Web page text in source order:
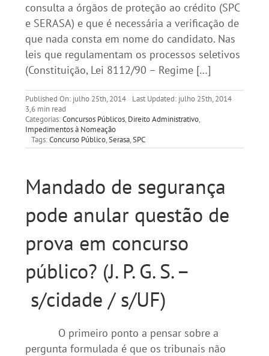
consulta a órgãos de proteção ao crédito (SPC
e SERASA) e que é necessária a verificação de
que nada consta em nome do candidato. Nas
leis que regulamentam os processos seletivos
(Constituição, Lei 8112/90 – Regime […]
Published On: julho 25th, 2014
Last Updated: julho 25th, 2014
3,6 min read
Categorias:Concursos Públicos, Direito Administrativo,
Impedimentos à Nomeação
Tags:Concurso Público,Serasa,SPC
Mandado de segurança
pode anular questão de
prova em concurso
público? (J. P. G. S. –
s/cidade / s/UF)
O primeiro ponto a pensar sobre a
pergunta formulada é que os tribunais não